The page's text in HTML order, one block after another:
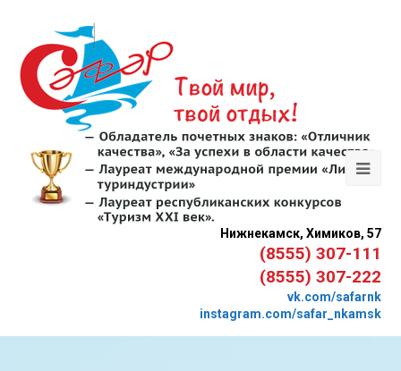
Нижнекамск, Химиков, 57
(8555) 307-111
(8555) 307-222
vk.com/safarnk
instagram.com/safar_nkamsk